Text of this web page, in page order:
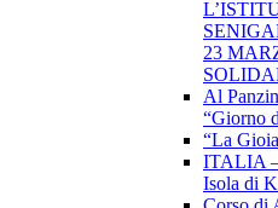
23
Al
“Giorno
“La
ITALIA
Isola di